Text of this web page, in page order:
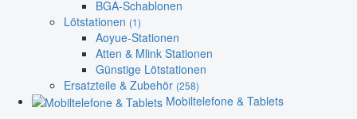
BGA-Schablonen
Lötstationen (1)
Aoyue-Stationen
Atten & Mlink Stationen
Günstige Lötstationen
Ersatzteile & Zubehör (258)
Mobiltelefone & Tablets